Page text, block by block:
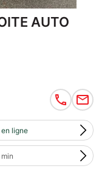
AUTO
ligne